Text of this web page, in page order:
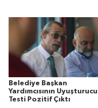
Belediye Başkan
Yardımcısının Uyuşturucu
Testi Pozitif Çıktı